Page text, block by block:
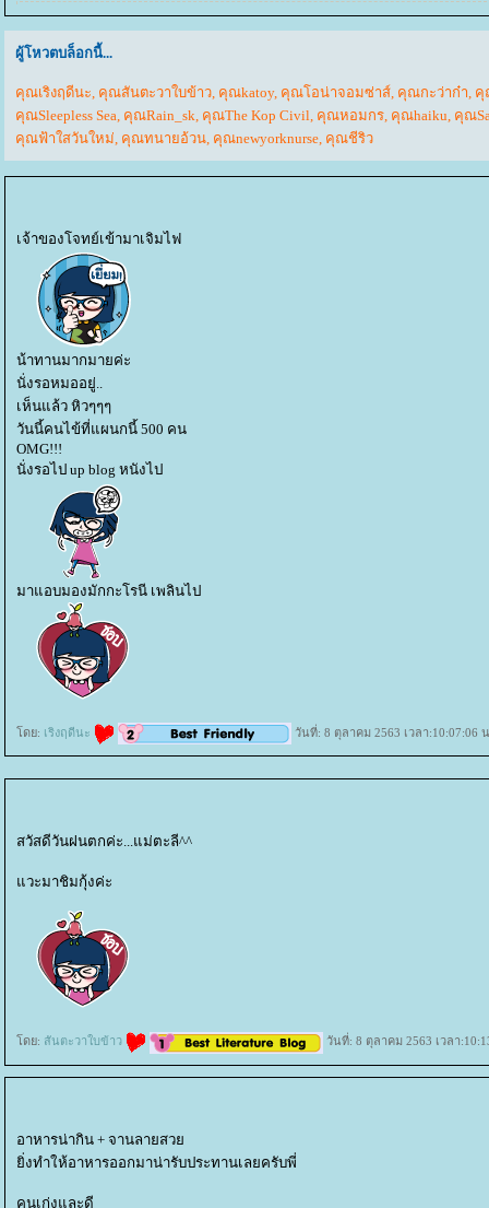
ผู้โหวตบล็อกนี้...
คุณเริงฤดีนะ, คุณสันตะวาใบข้าว, คุณkatoy, คุณโอน่าจอมซ่าส์, คุณกะว่าก๋า, คุ
คุณSleepless Sea, คุณRain_sk, คุณThe Kop Civil, คุณหอมกร, คุณhaiku, คุณ
คุณฟ้าใสวันใหม่, คุณทนายอ้วน, คุณnewyorknurse, คุณชีริว
เจ้าของโจทย์เข้ามาเจิมไฟ
น้าทานมากมายค่ะ
นั่งรอหมออยู่..
เห็นแล้ว หิวๆๆๆ
วันนี้คนไข้ที่แผนกนี้ 500 คน
OMG!!!
นั่งรอไป up blog หนังไป
มาแอบมองมักกะโรนี เพลินไป
ดย: เริงฤดีนะ วันที่: 8 ตุลาคม 2563 เวลา:10:07:06
สวัสดีวันฝนตกค่ะ...แม่ตะลี^^
วะมาชิมกุ้งค่ะ
ดย: สันตะวาใบข้าว วันที่: 8 ตุลาคม 2563 เวลา
อาหารน่ากิน + จานลายสว
ิ่งทำให้อาหารออกมาน่ารับประทานเลยครับพี่
คนเก่งและดี